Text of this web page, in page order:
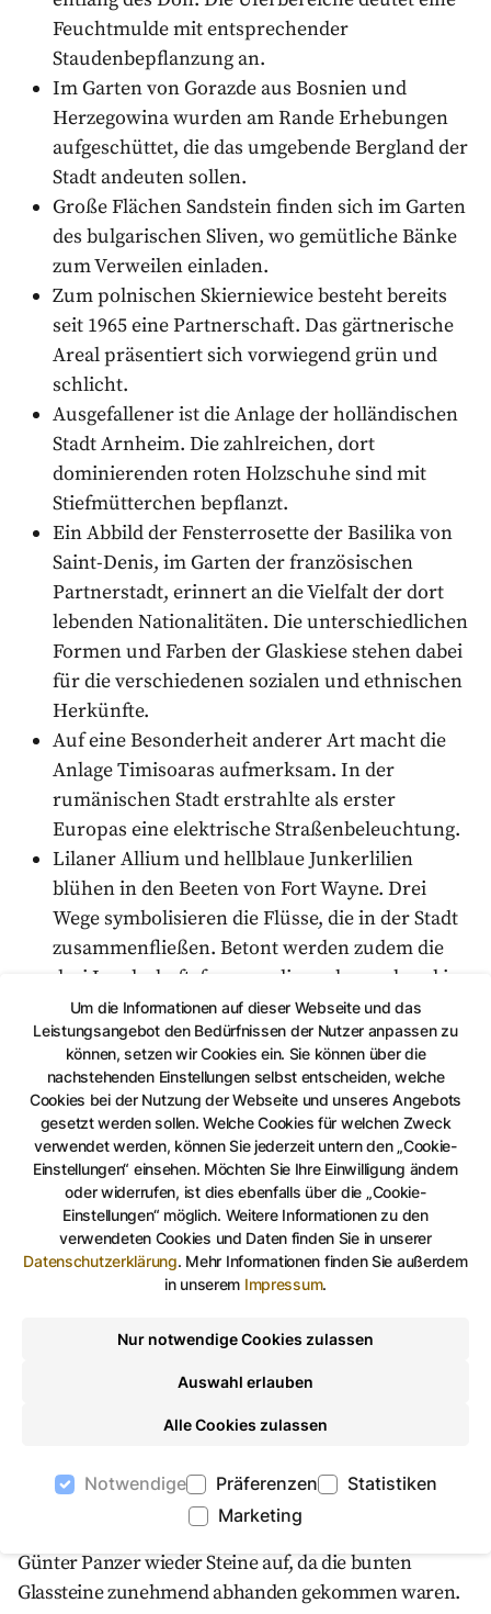
Um die Informationen auf dieser Webseite und das
Leistungsangebot den Bedürfnissen der Nutzer anpassen zu
können, setzen wir Cookies ein. Sie können über die
nachstehenden Einstellungen selbst entscheiden, welche
Cookies bei der Nutzung der Webseite und unseres Angebots
gesetzt werden sollen. Welche Cookies für welchen Zweck
verwendet werden, können Sie jederzeit untern den „Cookie-
Einstellungen“ einsehen. Möchten Sie Ihre Einwilligung ändern
oder widerrufen, ist dies ebenfalls über die „Cookie-
Einstellungen“ möglich. Weitere Informationen zu den
verwendeten Cookies und Daten finden Sie in unserer
Datenschutzerklärung. Mehr Informationen finden Sie außerdem
in unserem Impressum.
Nur notwendige Cookies zulassen
Auswahl erlauben
Alle Cookies zulassen
Notwendige Präferenzen
Statistiken
Marketing
Feuchtmulde mit entsprechender
Staudenbepflanzung an.
Im Garten von Gorazde aus Bosnien und
Herzegowina wurden am Rande Erhebungen
aufgeschüttet, die das umgebende Bergland der
Stadt andeuten sollen.
Große Flächen Sandstein finden sich im Garten
des bulgarischen Sliven, wo gemütliche Bänke
zum Verweilen einladen.
Zum polnischen Skierniewice besteht bereits
seit 1965 eine Partnerschaft. Das gärtnerische
Areal präsentiert sich vorwiegend grün und
schlicht.
Ausgefallener ist die Anlage der holländischen
Stadt Arnheim. Die zahlreichen, dort
dominierenden roten Holzschuhe sind mit
Stiefmütterchen bepflanzt.
Ein Abbild der Fensterrosette der Basilika von
Saint-Denis, im Garten der französischen
Partnerstadt, erinnert an die Vielfalt der dort
lebenden Nationalitäten. Die unterschiedlichen
Formen und Farben der Glaskiese stehen dabei
für die verschiedenen sozialen und ethnischen
Herkünfte.
Auf eine Besonderheit anderer Art macht die
Anlage Timisoaras aufmerksam. In der
rumänischen Stadt erstrahlte als erster
Europas eine elektrische Straßenbeleuchtung.
Lilaner Allium und hellblaue Junkerlilien
blühen in den Beeten von Fort Wayne. Drei
Wege symbolisieren die Flüsse, die in der Stadt
zusammenfließen. Betont werden zudem die
drei Landschaftsformen, die vorherrschend in
dieser Gegend Amerikas sind: Prärie, feuchte
Sumpfgebiete und Waldzone.
All diese Gärten sind Dank des Integrationsbetriebes
der OV Lebenshilfe in einem guten Zustand. Geleitet
vom Projektleiter Günter Panzer, werden die Gärten
gepflegt. Auch Arbeiten wie das Nähen und Waschen
der Flaggen der Partnerstädte wurden übernommen.
Nur für zwei der zwölf Anlagen allerdings fanden sich
bislang Paten. Den Nürnberger Garten pflegen
Brunhilde und Günter Wenzel. Mit ihrer Patenschaft
während ihrer nahezu täglichen Besuche während
der Buga erlebten. Dass die Wahl auf Nürnberg fiel,
war vor allem der aus der Zeit der DDR resultierenden
die urbane Struktur der Stadt Nürnberg betont,
kehren sie nun jede Woche die Wege und erledigen
weitere Pflegearbeiten. So füllten sie gemeinsam mit
Günter Panzer wieder Steine auf, da die bunten
Glassteine zunehmend abhanden gekommen waren.